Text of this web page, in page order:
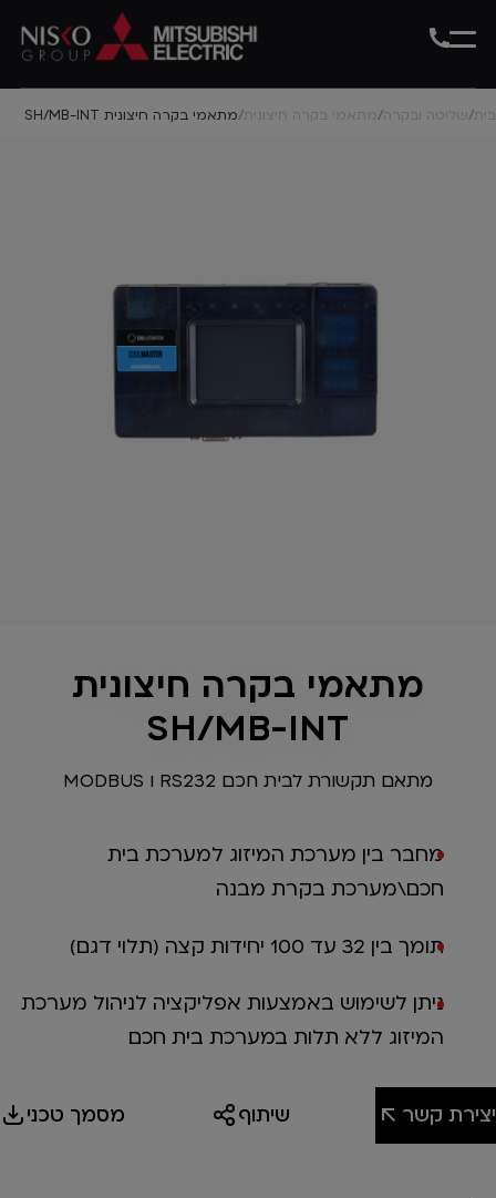
בית/שליטה ובקרה/מתאמי בקרה חיצונית/מתאמי בקרה חיצונית SH/MB-INT
מתאמי בקרה חיצונית
SH/MB-INT
מתאם תקשורת לבית חכם RS232 ו MODBUS
מחבר בין מערכת המיזוג למערכת בית
חכם\מערכת בקרת מבנה
תומך בין 32 עד 100 יחידות קצה (תלוי דגם)
ניתן לשימוש באמצעות אפליקציה לניהול מערכת
המיזוג ללא תלות במערכת בית חכם
יצירת קשר שיתוף מסמך טכני